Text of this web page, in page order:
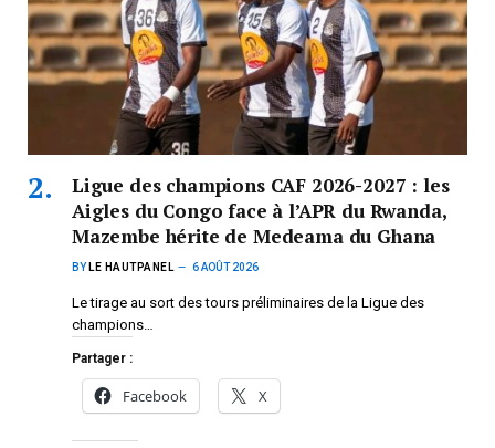
Ligue des champions CAF 2026-2027 : les
Aigles du Congo face à l’APR du Rwanda,
Mazembe hérite de Medeama du Ghana
BY LE HAUTPANEL 6 AOÛT 2026
Le tirage au sort des tours préliminaires de la Ligue des
champions…
Partager :
Facebook X